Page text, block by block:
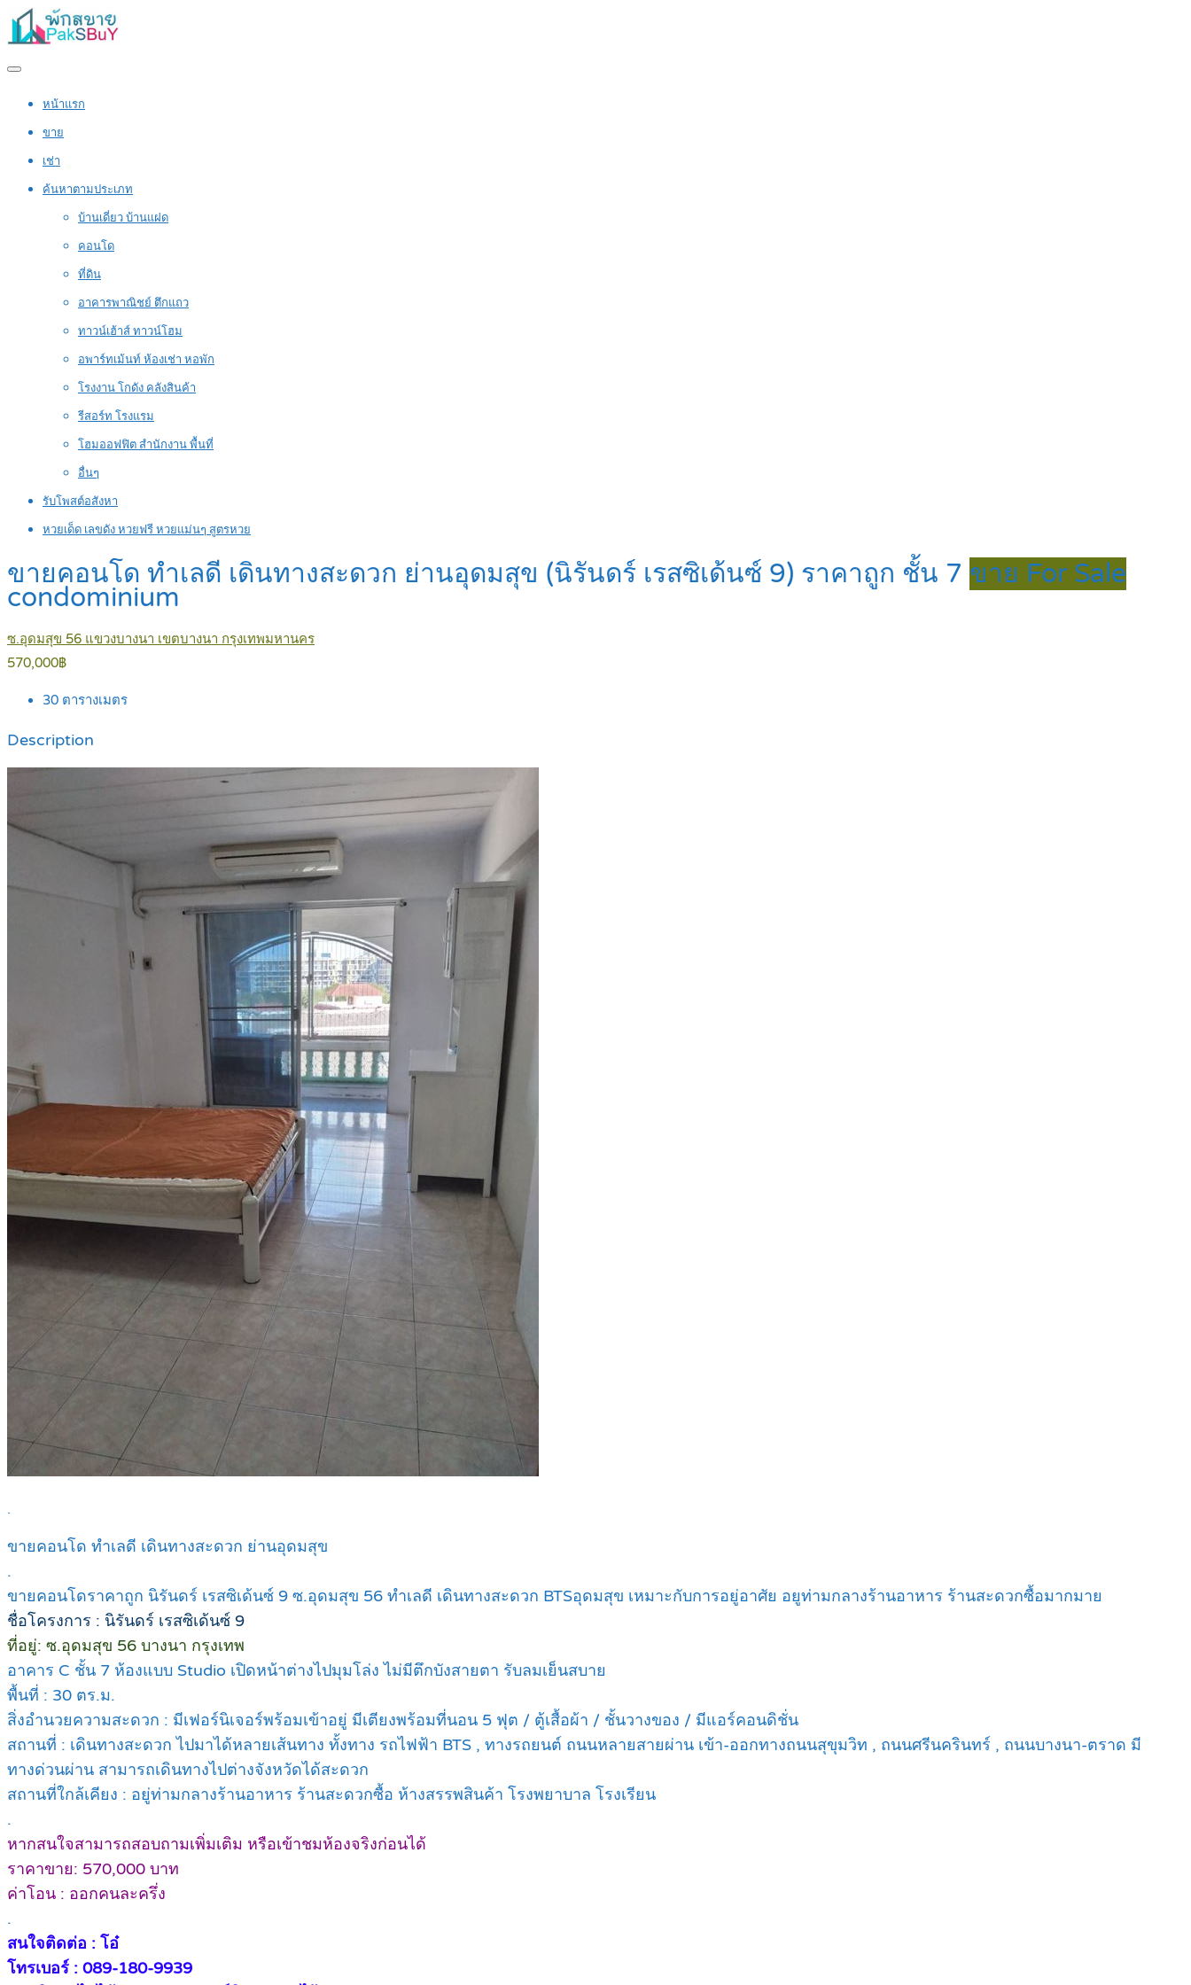
หน้าแรก
ขาย
เช่า
ค้นหาตามประเภท
บ้านเดี่ยว บ้านแฝด
คอนโด
ที่ดิน
อาคารพาณิชย์ ตึกแถว
ทาวน์เฮ้าส์ ทาวน์โฮม
อพาร์ทเม้นท์ ห้องเช่า หอพัก
โรงงาน โกดัง คลังสินค้า
รีสอร์ท โรงแรม
โฮมออฟฟิต สำนักงาน พื้นที่
อื่นๆ
รับโพสต์อสังหา
หวยเด็ด เลขดัง หวยฟรี หวยแม่นๆ สูตรหวย
ขายคอนโด ทำเลดี เดินทางสะดวก ย่านอุดมสุข (นิรันดร์ เรสซิเด้นซ์ 9) ราคาถูก ชั้น 7 ขาย For Sale
condominium
ซ.อุดมสุข 56 แขวงบางนา เขตบางนา กรุงเทพมหานคร
570,000฿
30 ตารางเมตร
Description
.
ขายคอนโด ทำเลดี เดินทางสะดวก ย่านอุดมสุข
.
ขายคอนโดราคาถูก นิรันดร์ เรสซิเด้นซ์ 9 ซ.อุดมสุข 56 ทำเลดี เดินทางสะดวก BTSอุดมสุข เหมาะกับการอยู่อาศัย อยูท่ามกลางร้านอาหาร ร้านสะดวกซื้อมากมาย
ชื่อโครงการ : นิรันดร์ เรสซิเด้นซ์ 9
ที่อยู่: ซ.อุดมสุข 56 บางนา กรุงเทพ
อาคาร C ชั้น 7 ห้องแบบ Studio เปิดหน้าต่างไปมุมโล่ง ไม่มีตึกบังสายตา รับลมเย็นสบาย
พื้นที่ : 30 ตร.ม.
สิ่งอำนวยความสะดวก : มีเฟอร์นิเจอร์พร้อมเข้าอยู่ มีเตียงพร้อมที่นอน 5 ฟุต / ตู้เสื้อผ้า / ชั้นวางของ / มีแอร์คอนดิชั่น
สถานที่ : เดินทางสะดวก ไปมาได้หลายเส้นทาง ทั้งทาง รถไฟฟ้า BTS , ทางรถยนต์ ถนนหลายสายผ่าน เข้า-ออกทางถนนสุขุมวิท , ถนนศรีนครินทร์ , ถนนบางนา-ตราด มี
ทางด่วนผ่าน สามารถเดินทางไปต่างจังหวัดได้สะดวก
สถานที่ใกล้เคียง : อยู่ท่ามกลางร้านอาหาร ร้านสะดวกซื้อ ห้างสรรพสินค้า โรงพยาบาล โรงเรียน
.
หากสนใจสามารถสอบถามเพิ่มเติม หรือเข้าชมห้องจริงก่อนได้
ราคาขาย: 570,000 บาท
ค่าโอน : ออกคนละครึ่ง
.
สนใจติดต่อ : โอ๋
โทรเบอร์ : 089-180-9939